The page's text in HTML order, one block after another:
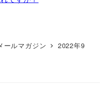
ールマガジン
2022年9